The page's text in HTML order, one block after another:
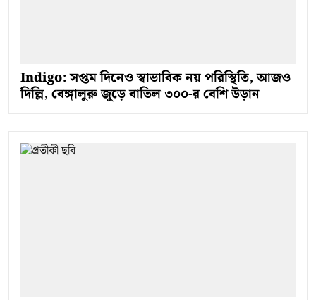
Indigo: সপ্তম দিনেও স্বাভাবিক নয় পরিস্থিতি, আজও
দিল্লি, বেঙ্গালুরু জুড়ে বাতিল ৩০০-র বেশি উড়ান